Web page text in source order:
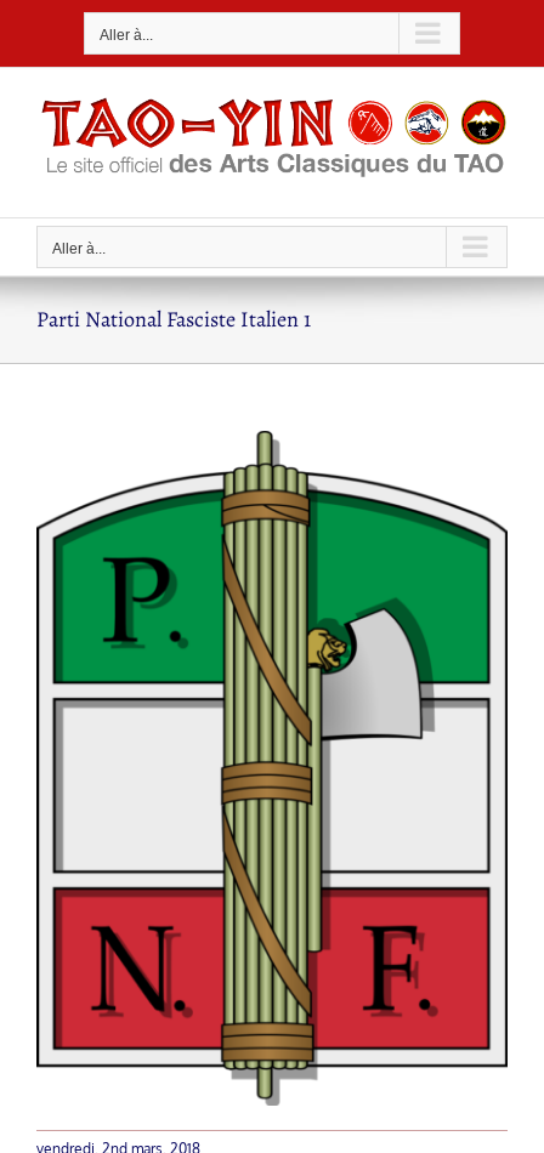
Aller à...
Aller à...
Parti National Fasciste Italien 1
vendredi, 2nd mars, 2018